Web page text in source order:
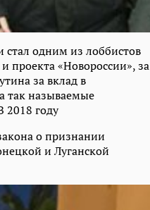
одним из лоббистов
проекта «Новороссии», за
за вклад в
так называемые
2018 году
о признании
и Луганской